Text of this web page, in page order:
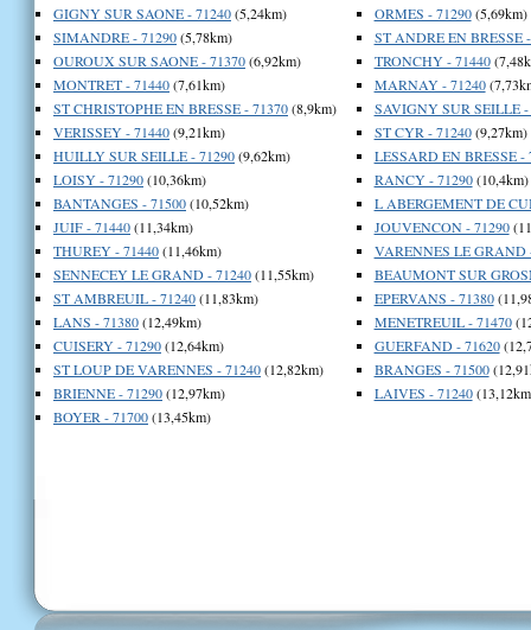
GIGNY SUR SAONE - 71240(5,24km)
SIMANDRE - 71290(5,78km)
OUROUX SUR SAONE - 71370(6,92km)
MONTRET - 71440(7,61km)
ST CHRISTOPHE EN BRESSE - 71370(8,9km)
VERISSEY - 71440(9,21km)
HUILLY SUR SEILLE - 71290(9,62km)
LOISY - 71290(10,36km)
BANTANGES - 71500(10,52km)
JUIF - 71440(11,34km)
THUREY - 71440(11,46km)
SENNECEY LE GRAND - 71240(11,55km)
ST AMBREUIL - 71240(11,83km)
LANS - 71380(12,49km)
CUISERY - 71290(12,64km)
ST LOUP DE VARENNES - 71240(12,82km)
BRIENNE - 71290(12,97km)
BOYER - 71700(13,45km)
ORMES - 71290(5,69km)
ST ANDRE EN BRESSE
TRONCHY - 71440
MARNAY - 71240
SAVIGNY SUR SEILLE -
ST CYR - 71240(9,27km)
LESSARD EN BRESSE -
RANCY - 71290(10,4km)
L ABERGEMENT DE
JOUVENCON - 71290
VARENNES LE GRAND
BEAUMONT SUR
EPERVANS - 71380
MENETREUIL - 71470
GUERFAND - 71620
BRANGES - 71500
LAIVES - 71240